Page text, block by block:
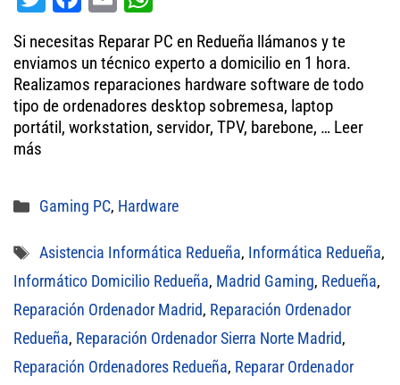
tt
er
ce
bo
ok
ail
ha
ts
A
pp
Si necesitas Reparar PC en Redueña llámanos y te
enviamos un técnico experto a domicilio en 1 hora.
Realizamos reparaciones hardware software de todo
tipo de ordenadores desktop sobremesa, laptop
portátil, workstation, servidor, TPV, barebone, … Leer
más
Categorías
Gaming PC, Hardware
Etiquetas
Asistencia Informática Redueña, Informática Redueña,
Informático Domicilio Redueña, Madrid Gaming, Redueña,
Reparación Ordenador Madrid, Reparación Ordenador
Redueña, Reparación Ordenador Sierra Norte Madrid,
Reparación Ordenadores Redueña, Reparar Ordenador